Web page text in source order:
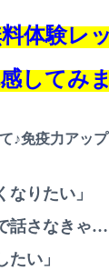
体験レ
してみ
♪免疫力アッ
なりたい」
話さなきゃ…
たい」